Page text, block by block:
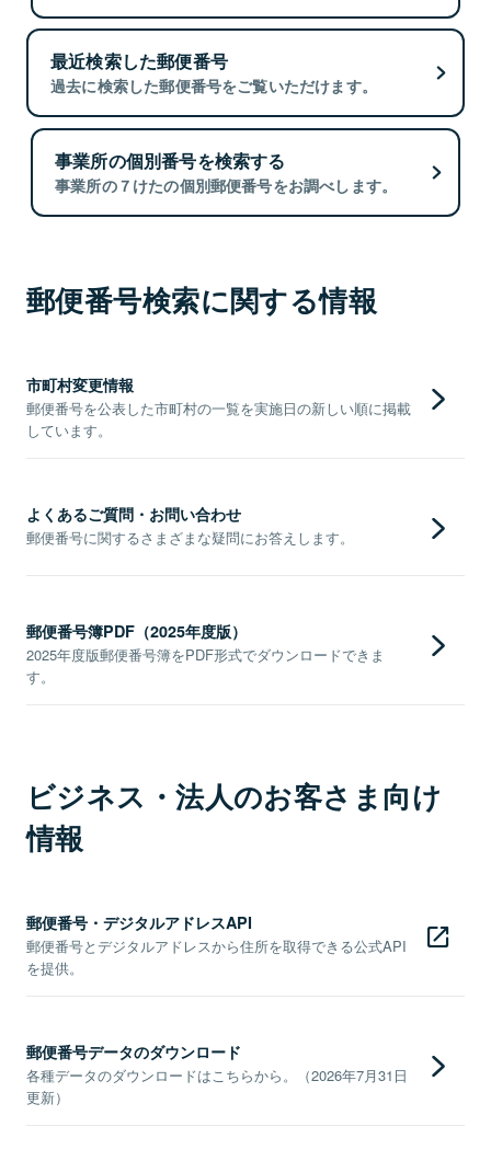
最近検索した郵便番号
過去に検索した郵便番号をご覧いただけます。
事業所の個別番号を検索する
事業所の７けたの個別郵便番号をお調べします。
郵便番号検索に関する情報
市町村変更情報
郵便番号を公表した市町村の一覧を実施日の新しい順に掲載
しています。
よくあるご質問・お問い合わせ
郵便番号に関するさまざまな疑問にお答えします。
郵便番号簿PDF（2025年度版）
2025年度版郵便番号簿をPDF形式でダウンロードできま
す。
ビジネス・法人のお客さま向け
情報
郵便番号・デジタルアドレスAPI
郵便番号とデジタルアドレスから住所を取得できる公式API
を提供。
郵便番号データのダウンロード
各種データのダウンロードはこちらから。（2026年7月31日
更新）